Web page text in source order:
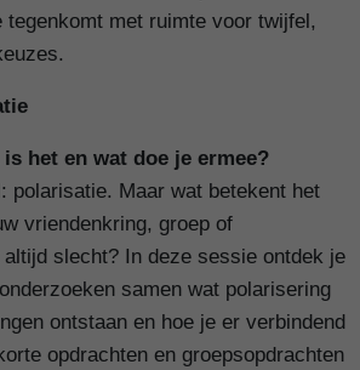
tegenkomt met ruimte voor twijfel,
het en wat doe je ermee?
polarisatie. Maar wat betekent het
vriendenkring, groep of
slecht? In deze sessie ontdek je
samen wat polarisering
ontstaan en hoe je er verbindend
opdrachten en groepsopdrachten